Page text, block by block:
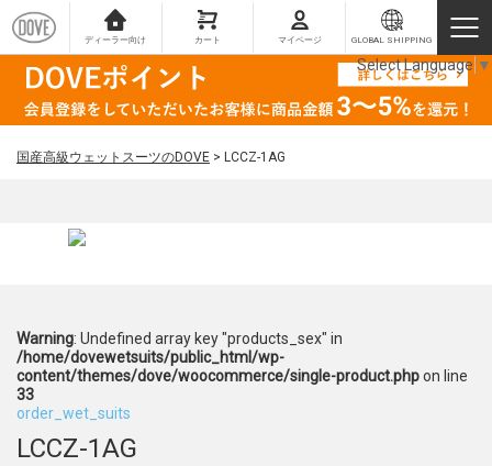
ディーラー向け カート マイページ GLOBAL SHIPPING
国産高級ウェットスーツのDOVE > LCCZ-1AG
Warning: Undefined array key "products_sex" in
/home/dovewetsuits/public_html/wp-
content/themes/dove/woocommerce/single-product.phpon line
33
order_wet_suits
LCCZ-1AG
Select Language ▼